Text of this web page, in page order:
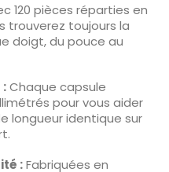
120 pièces réparties en
trouverez toujours la
doigt, du pouce au
Chaque capsule
pour vous aider
longueur identique sur
:Fabriquées en